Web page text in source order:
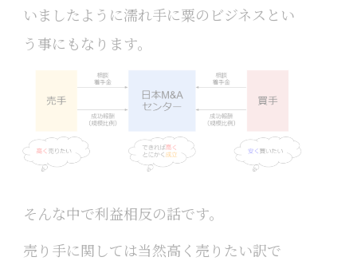
いましたように濡れ手に粟のビジネスとい
う事にもなります。
そんな中で利益相反の話です。
売り手に関しては当然高く売りたい訳で